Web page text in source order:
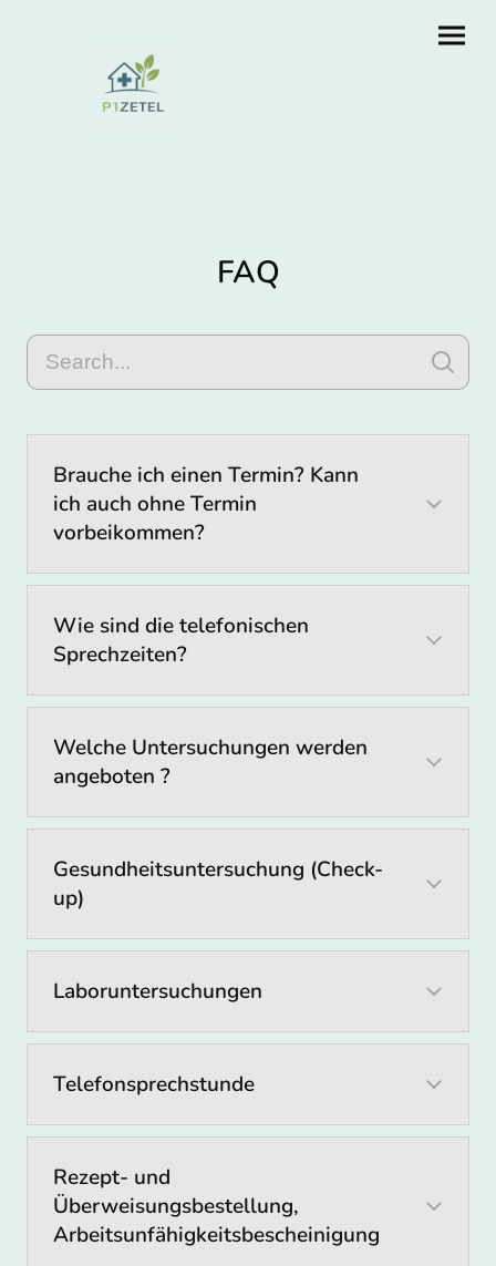
FAQ
Brauche ich einen Termin? Kann
ich auch ohne Termin
vorbeikommen?
Wie sind die telefonischen
Sprechzeiten?
Welche Untersuchungen werden
angeboten ?
Vorsorgeuntersuchungen
Jugendvorsorgeuntersuchung
Gesundheitsuntersuchung Check-up 35
Krebsvorsorgeuntersuchungen bei
Gesundheitsuntersuchung (Check-
up)
Laboruntersuchungen
Telefonsprechstunde
Rezept- und
Überweisungsbestellung,
Arbeitsunfähigkeitsbescheinigung